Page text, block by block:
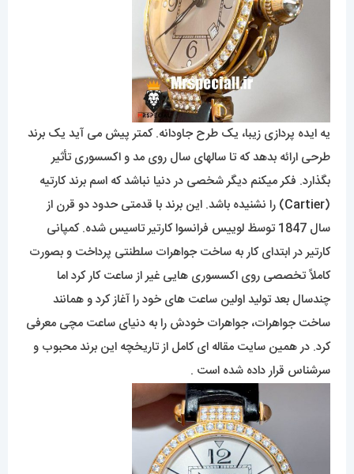
یه ایده پردازی زیبا، یک طرح جاودانه. کمتر پیش می آید یک برند
طرحی ارائه بدهد که تا سالهای سال روی مد و اکسسوری تأثیر
بگذارد. فکر میکنم دیگر شخصی در دنیا نباشد که اسم برند کارتیه
(
Cartier) را نشنیده باشد. این برند با قدمتی حدود دو قرن از
سال 1847 توسظ لوییس فرانسوا کارتیر تاسیس شده. کمپانی
کارتیر در ابتدای کار به ساخت جواهرات سلطنتی پرداخت و بصورت
کاملاً تخصصی روی اکسسوری هایی غیر از ساعت کار کرد اما
چندسال بعد تولید اولین ساعت های خود را آغاز کرد و همانند
ساخت جواهرات، جواهرات خودش را به دنیای ساعت مچی معرفی
کرد. در همین سایت مقاله ای کامل از تاریخچه این برند محبوب و
سرشناس قرار داده شده است .